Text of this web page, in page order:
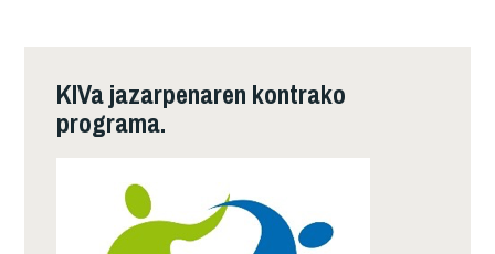
KIVa jazarpenaren kontrako
programa.